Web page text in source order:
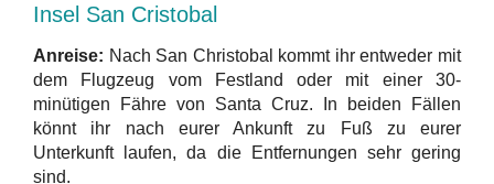
Insel San Cristobal
Anreise: Nach San Christobal kommt ihr entweder mit
dem Flugzeug vom Festland oder mit einer 30-
minütigen Fähre von Santa Cruz. In beiden Fällen
könnt ihr nach eurer Ankunft zu Fuß zu eurer
Unterkunft laufen, da die Entfernungen sehr gering
sind.